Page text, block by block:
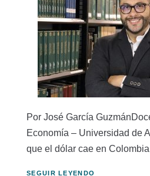
Por José García
Economía – Universidad de
que el dólar cae en
SEGUIR LEYENDO